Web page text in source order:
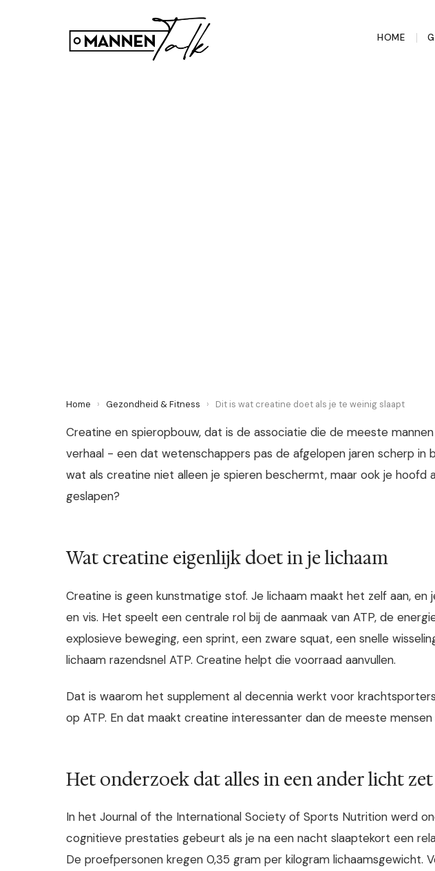
HOME
Home › Gezondheid & Fitness › Dit is wat creatine doet als je te weinig slaapt
Creatine en spieropbouw, dat is de associatie die de meeste
verhaal - een dat wetenschappers pas de afgelopen jaren scherp in
wat als creatine niet alleen je spieren beschermt, maar ook je hoofd
geslapen?
Wat creatine eigenlijk doet in je lichaam
Creatine is geen kunstmatige stof. Je lichaam maakt het zelf aan, en
en vis. Het speelt een centrale rol bij de aanmaak van ATP, de
explosieve beweging, een sprint, een zware squat, een snelle
lichaam razendsnel ATP. Creatine helpt die voorraad aanvullen.
Dat is waarom het supplement al decennia werkt voor
op ATP. En dat maakt creatine interessanter dan de meeste mensen
Het onderzoek dat alles in een ander licht zet
In het Journal of the International Society of Sports Nutrition werd
cognitieve prestaties gebeurt als je na een nacht slaaptekort een
De proefpersonen kregen 0,35 gram per kilogram lichaamsgewicht.